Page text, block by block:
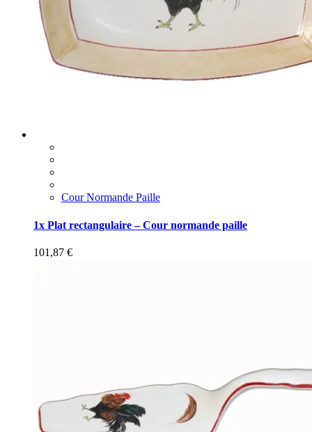
Cour Normande Paille
1x Plat rectangulaire – Cour normande paille
101,87 €